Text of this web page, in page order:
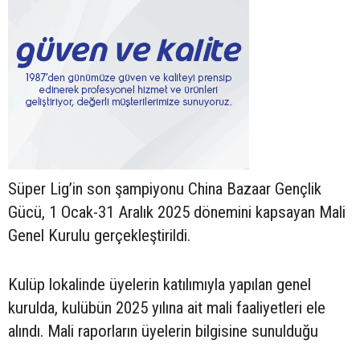
Süper Lig’in son şampiyonu China Bazaar Gençlik
Gücü, 1 Ocak-31 Aralık 2025 dönemini kapsayan Mali
Genel Kurulu gerçekleştirildi.
Kulüp lokalinde üyelerin katılımıyla yapılan genel
kurulda, kulübün 2025 yılına ait mali faaliyetleri ele
alındı. Mali raporların üyelerin bilgisine sunulduğu